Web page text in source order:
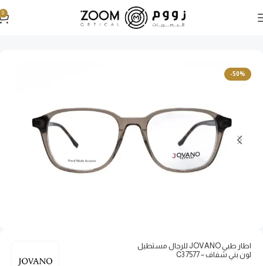
0
-50%
اطار طبي JOVANO للرجال مستطيل
لون بني شفاف – 7577 C3